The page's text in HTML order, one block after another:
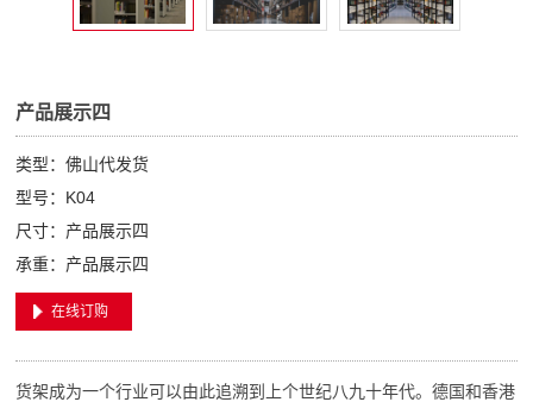
产品展示四
类型：佛山代发货
型号：K04
尺寸：产品展示四
承重：产品展示四
在线订购
货架成为一个行业可以由此追溯到上个世纪八九十年代。德国和香港